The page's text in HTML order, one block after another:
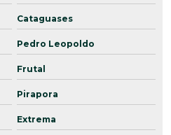
Cataguases
Pedro Leopoldo
Frutal
Pirapora
Extrema